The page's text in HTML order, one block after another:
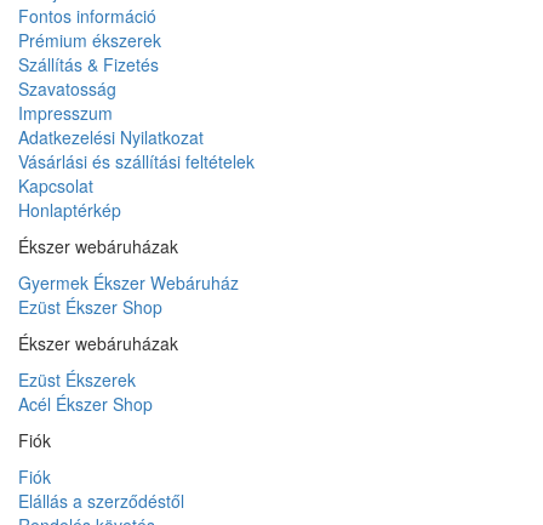
Fontos információ
Prémium ékszerek
Szállítás & Fizetés
Szavatosság
Impresszum
Adatkezelési Nyilatkozat
Vásárlási és szállítási feltételek
Kapcsolat
Honlaptérkép
Ékszer webáruházak
Gyermek Ékszer Webáruház
Ezüst Ékszer Shop
Ékszer webáruházak
Ezüst Ékszerek
Acél Ékszer Shop
Fiók
Fiók
Elállás a szerződéstől